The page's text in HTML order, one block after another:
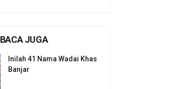
BACA JUGA
Inilah 41 Nama Wadai Khas
Banjar